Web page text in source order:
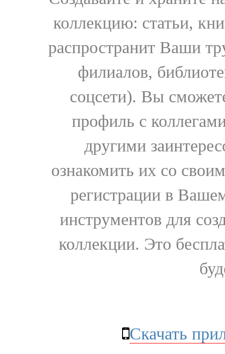
коллекцию: статьи,
распространит Ваши
филиалов,
соцсети). Вы
профиль с
другими
ознакомить их со
регистрации в
инструментов для
коллекции. Это
Скачать